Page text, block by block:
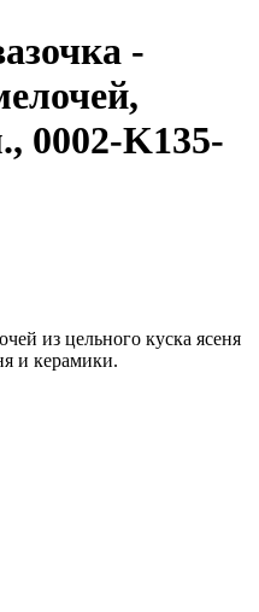
-
0002-K135-
из цельного куска ясеня
и керамики.